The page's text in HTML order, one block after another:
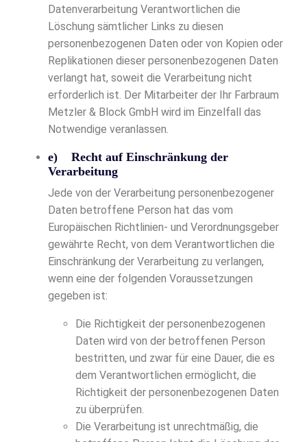
Datenverarbeitung Verantwortlichen die
Löschung sämtlicher Links zu diesen
personenbezogenen Daten oder von Kopien oder
Replikationen dieser personenbezogenen Daten
verlangt hat, soweit die Verarbeitung nicht
erforderlich ist. Der Mitarbeiter der Ihr Farbraum
Metzler & Block GmbH wird im Einzelfall das
Notwendige veranlassen.
e) Recht auf Einschränkung der
Verarbeitung
Jede von der Verarbeitung personenbezogener
Daten betroffene Person hat das vom
Europäischen Richtlinien- und Verordnungsgeber
gewährte Recht, von dem Verantwortlichen die
Einschränkung der Verarbeitung zu verlangen,
wenn eine der folgenden Voraussetzungen
gegeben ist:
Die Richtigkeit der personenbezogenen
Daten wird von der betroffenen Person
bestritten, und zwar für eine Dauer, die es
dem Verantwortlichen ermöglicht, die
Richtigkeit der personenbezogenen Daten
zu überprüfen.
Die Verarbeitung ist unrechtmäßig, die